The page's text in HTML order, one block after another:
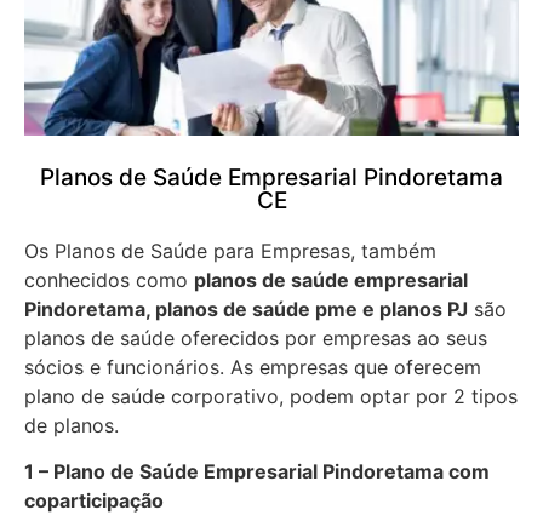
Planos de Saúde Empresarial Pindoretama
CE
Os Planos de Saúde para Empresas, também
conhecidos como planos de saúde empresarial
Pindoretama, planos de saúde pme e planos PJ são
planos de saúde oferecidos por empresas ao seus
sócios e funcionários. As empresas que oferecem
plano de saúde corporativo, podem optar por 2 tipos
de planos.
1 – Plano de Saúde Empresarial Pindoretama com
coparticipação